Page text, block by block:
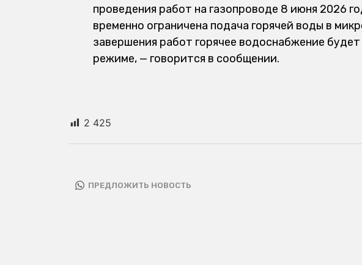
проведения работ на газопроводе 8 июня 2026
временно ограничена подача горячей воды в
завершения работ горячее водоснабжение
режиме, — говорится в сообщении.
2 425
ПРЕДЛОЖИТЬ НОВОСТЬ